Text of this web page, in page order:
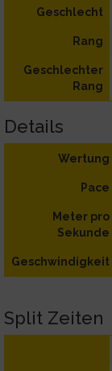
Geschlecht
Rang
Geschlechter
Rang
Details
Wertung
Pace
Meter pro
Sekunde
Geschwindigkeit
Split Zeiten